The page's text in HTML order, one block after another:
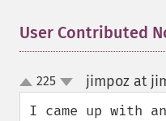
User Contributed
up
down
225 jimpoz at
I came up with